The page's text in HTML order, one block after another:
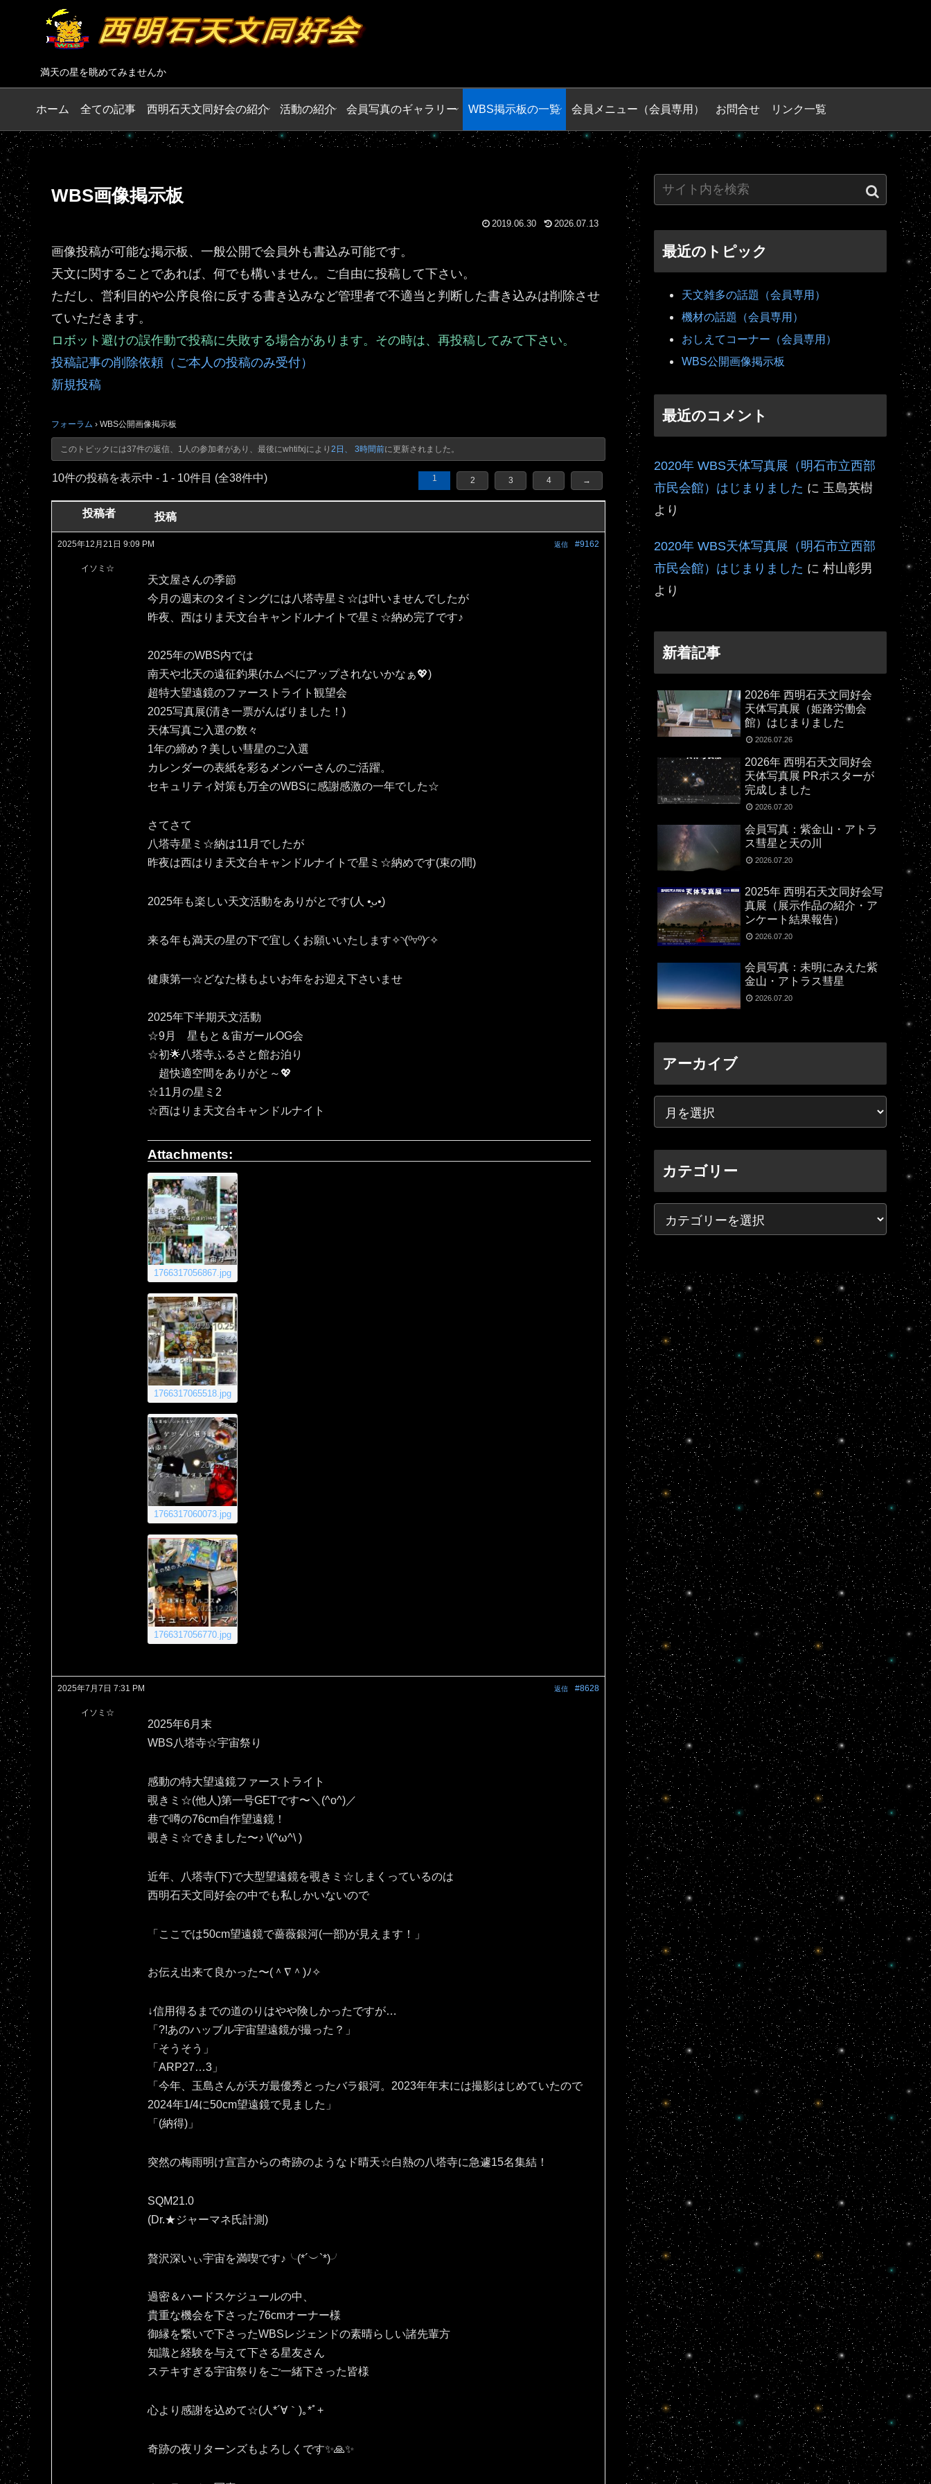
満天の星を眺めてみませんか
ホーム 全ての記事 西明石天文同好会の紹介 活動の紹介 会員写真のギャラリー WBS掲示板の一覧 会員メニュー（会員専用） お問合せ リンク一覧
WBS画像掲示板
2019.06.30 2026.07.13
画像投稿が可能な掲示板、一般公開で会員外も書込み可能です。
天文に関することであれば、何でも構いません。ご自由に投稿して下さい。
ただし、営利目的や公序良俗に反する書き込みなど管理者で不適当と判断した書き込みは削除させ
ていただきます。
ロボット避けの誤作動で投稿に失敗する場合があります。その時は、再投稿してみて下さい。
投稿記事の削除依頼（ご本人の投稿のみ受付）
新規投稿
フォーラム › WBS公開画像掲示板
このトピックには37件の返信、1人の参加者があり、最後にwhtifxjにより 2日、 3時間前に更新されました。
10件の投稿を表示中 - 1 - 10件目 (全38件中) 1 2 3 4 →
投稿者 投稿
2025年12月21日 9:09 PM #9162
返信
イソミ☆
天文屋さんの季節
今月の週末のタイミングには八塔寺星ミ☆は叶いませんでしたが
昨夜、西はりま天文台キャンドルナイトで星ミ☆納め完了です♪
2025年のWBS内では
南天や北天の遠征釣果(ホムペにアップされないかなぁ💖)
超特大望遠鏡のファーストライト観望会
2025写真展(清き一票がんばりました！)
天体写真ご入選の数々
1年の締め？美しい彗星のご入選
カレンダーの表紙を彩るメンバーさんのご活躍。
セキュリティ対策も万全のWBSに感謝感激の一年でした☆
さてさて
八塔寺星ミ☆納は11月でしたが
昨夜は西はりま天文台キャンドルナイトで星ミ☆納めです(束の間)
2025年も楽しい天文活動をありがとです(⁠人⁠ ⁠•͈⁠ᴗ⁠•͈⁠)
来る年も満天の星の下で宜しくお願いいたします✧⁠◝⁠(⁠⁰⁠▿⁠⁰⁠)⁠◜⁠✧
健康第一☆どなた様もよいお年をお迎え下さいませ
2025年下半期天文活動
☆9月 星もと＆宙ガールOG会
☆初🌟八塔寺ふるさと館お泊り
超快適空間をありがと～💖
☆11月の星ミ2
☆西はりま天文台キャンドルナイト
Attachments:
1766317056867.jpg
1766317065518.jpg
1766317060073.jpg
1766317056770.jpg
2025年7月7日 7:31 PM #8628
返信
イソミ☆
2025年6月末
WBS八塔寺☆宇宙祭り
感動の特大望遠鏡ファーストライト
覗きミ☆(他人)第一号GETです〜＼(^o^)／
巷で噂の76cm自作望遠鏡！
覗きミ☆できました〜♪⁠ ⁠\⁠(⁠^⁠ω⁠^⁠\⁠ ⁠)
近年、八塔寺(下)で大型望遠鏡を覗きミ☆しまくっているのは
西明石天文同好会の中でも私しかいないので
「ここでは50cm望遠鏡で薔薇銀河(一部)が見えます！」
お伝え出来て良かった〜(⁠＾⁠∇⁠＾⁠)⁠ﾉ⁠✧⁠
↓信用得るまでの道のりはやや険しかったですが…
「?!あのハッブル宇宙望遠鏡が撮った？」
「そうそう」
「ARP27…3」
「今年、玉島さんが天ガ最優秀とったバラ銀河。2023年年末には撮影はじめていたので
2024年1/4に50cm望遠鏡で見ました」
「(納得)」
突然の梅雨明け宣言からの奇跡のようなド晴天☆白熱の八塔寺に急遽15名集結！
SQM21.0
(Dr.★ジャーマネ氏計測)
贅沢深いぃ宇宙を満喫です♪⁠╰⁠(⁠*⁠´⁠︶⁠`⁠*⁠)⁠╯
過密＆ハードスケジュールの中、
貴重な機会を下さった76cmオーナー様
御縁を繋いで下さったWBSレジェンドの素晴らしい諸先輩方
知識と経験を与えて下さる星友さん
ステキすぎる宇宙祭りをご一緒下さった皆様
心より感謝を込めて☆(⁠人⁠*⁠´⁠∀⁠｀⁠)⁠｡⁠*ﾟ⁠+
奇跡の夜リターンズもよろしくです✨🙏✨️
最近のトピック
天文雑多の話題（会員専用）
機材の話題（会員専用）
おしえてコーナー（会員専用）
WBS公開画像掲示板
最近のコメント
2020年 WBS天体写真展（明石市立西部
市民会館）はじまりました に 玉島英樹
より
2020年 WBS天体写真展（明石市立西部
市民会館）はじまりました に 村山彰男
より
新着記事
2026年 西明石天文同好会
天体写真展（姫路労働会
館）はじまりました
2026.07.26
2026年 西明石天文同好会
天体写真展 PRポスターが
完成しました
2026.07.20
会員写真：紫金山・アトラ
ス彗星と天の川
2026.07.20
2025年 西明石天文同好会写
真展（展示作品の紹介・ア
ンケート結果報告）
2026.07.20
会員写真：未明にみえた紫
金山・アトラス彗星
2026.07.20
アーカイブ
カテゴリー